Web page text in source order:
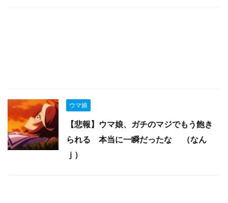
ウマ娘
【悲報】ウマ娘、ガチのマジでもう飽き
られる 本当に一瞬だったな （なん
ｊ）